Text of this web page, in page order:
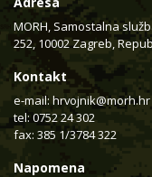
MORH, Samostalna
252, 10002 Zagreb,
Kontakt
e-mail: hrvojnik@morh.hr
tel: 0752 24 302
fax: 385 1/3784 322
Napomena